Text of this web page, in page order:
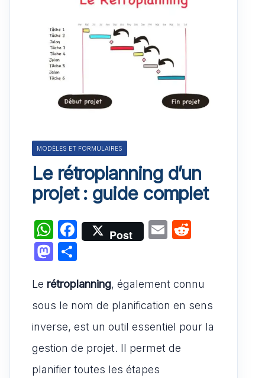
MODÈLES ET FORMULAIRES
Le rétroplanning d’un
projet : guide complet
W
h
at
s
A
p
p
F
a
e
b
o
o
k
Post
E
l
di
t
M
st
o
d
o
n
ta
g
er
Le rétroplanning, également connu
sous le nom de planification en sens
inverse, est un outil essentiel pour la
gestion de projet. Il permet de
planifier toutes les étapes